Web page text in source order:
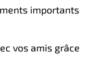
importants
vos amis grâce